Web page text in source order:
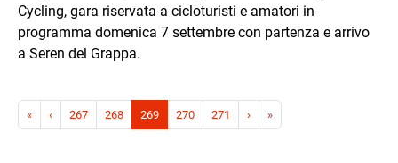
Cycling, gara riservata a cicloturisti e amatori in
programma domenica 7 settembre con partenza e arrivo
a Seren del Grappa.
Paginazione
«Prima pagina
‹Pagina precedente
267 268 269 270 271 ›Pagina successiva
»Ultima pagina